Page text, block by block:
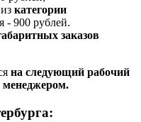
категории
- 900 рублей.
заказов
на следующий рабочий
менеджером.